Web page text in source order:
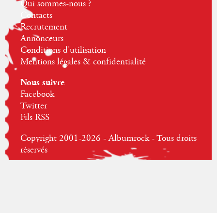
Qui sommes-nous ?
Contacts
Recrutement
Annonceurs
Conditions d'utilisation
Mentions légales & confidentialité
Nous suivre
Facebook
Twitter
Fils RSS
Copyright 2001-2026 - Albumrock - Tous droits
réservés